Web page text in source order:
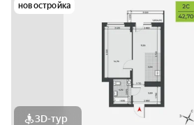
новостройка
3D-тур